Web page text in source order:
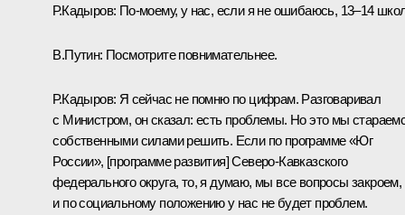
Р.Кадыров: По‑моему, у нас, если я не ошибаюсь, 13–14
В.Путин: Посмотрите повнимательнее.
Р.Кадыров: Я сейчас не помню по цифрам. Разговаривал
с Министром, он сказал: есть проблемы. Но это мы
собственными силами решить. Если по программе «Юг
России», [программе развития] Северо-Кавказского
федерального округа, то, я думаю, мы все вопросы закроем,
и по социальному положению у нас не будет проблем.